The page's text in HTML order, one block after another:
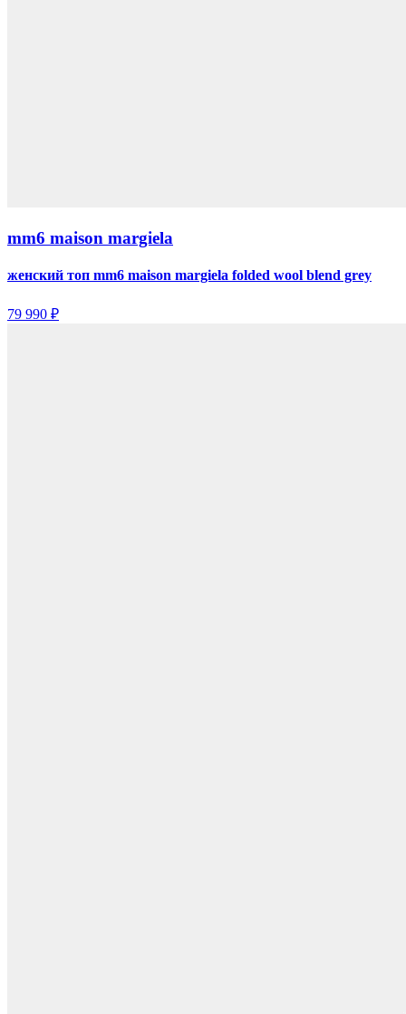
mm6 maison margiela
женский топ mm6 maison margiela folded wool blend grey
79 990 ₽